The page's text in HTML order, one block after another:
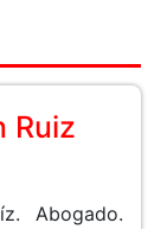
Ruiz
Abogado.